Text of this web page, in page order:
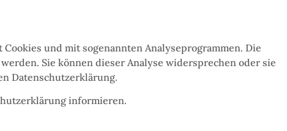
und mit sogenannten Analyseprogrammen. Die
Sie können dieser Analyse widersprechen oder sie
Datenschutzerklärung.
informieren.